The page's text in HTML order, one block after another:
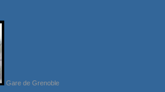
Gare de Grenoble